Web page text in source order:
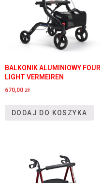
BALKONIK ALUMINIOWY FOUR
LIGHT VERMEIREN
670,00 zł
DODAJ DO KOSZYKA